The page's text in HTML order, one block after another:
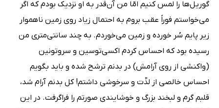
گوریل‌ها را لمس کنیم امّا من آن‌قدر به او نزدیک بودم که اگر
می‌خواستم فوراً عقب بروم به احتمال زیاد روی زمین ناهموار
زیر پایم سُر خورده و زمین می‌خوردم. به چند سانتی‌متری من
رسیده بود که احساس کردم اکسی‌توسین و سروتونین
(واکنشی از روی آرامش) در بدنم ترشح شده و باید بگویم
احساس خالصی از لذّت و سرخوشی داشتم! کل بدنم آرام شد،
قلبم گرم و لبخند بزرگ و خوشایندی صورتم را فراگرفت. در این